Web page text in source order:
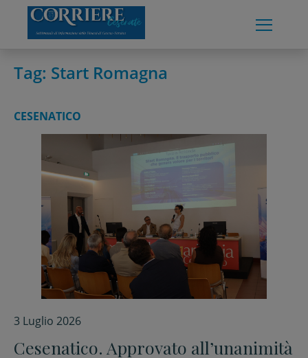
content
Tag: Start Romagna
CESENATICO
3 Luglio 2026
Cesenatico. Approvato all’unanimità